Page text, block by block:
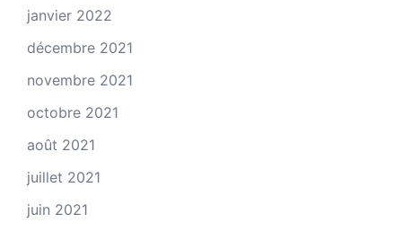
janvier 2022
décembre 2021
novembre 2021
octobre 2021
août 2021
juillet 2021
juin 2021